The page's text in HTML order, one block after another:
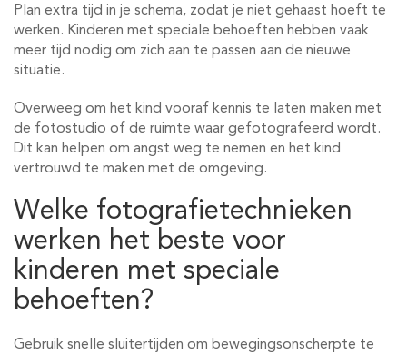
Plan extra tijd in je schema, zodat je niet gehaast hoeft te
werken. Kinderen met speciale behoeften hebben vaak
meer tijd nodig om zich aan te passen aan de nieuwe
situatie.
Overweeg om het kind vooraf kennis te laten maken met
de fotostudio of de ruimte waar gefotografeerd wordt.
Dit kan helpen om angst weg te nemen en het kind
vertrouwd te maken met de omgeving.
Welke fotografietechnieken
werken het beste voor
kinderen met speciale
behoeften?
Gebruik snelle sluitertijden om bewegingsonscherpte te